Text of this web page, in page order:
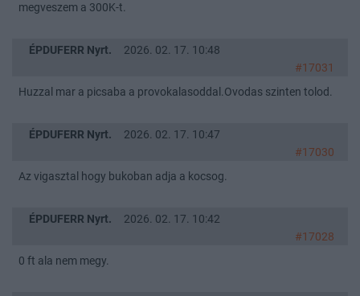
megveszem a 300K-t.
ÉPDUFERR Nyrt.
2026. 02. 17. 10:48
#17031
Huzzal mar a picsaba a provokalasoddal.Ovodas szinten tolod.
ÉPDUFERR Nyrt.
2026. 02. 17. 10:47
#17030
Az vigasztal hogy bukoban adja a kocsog.
ÉPDUFERR Nyrt.
2026. 02. 17. 10:42
#17028
0 ft ala nem megy.